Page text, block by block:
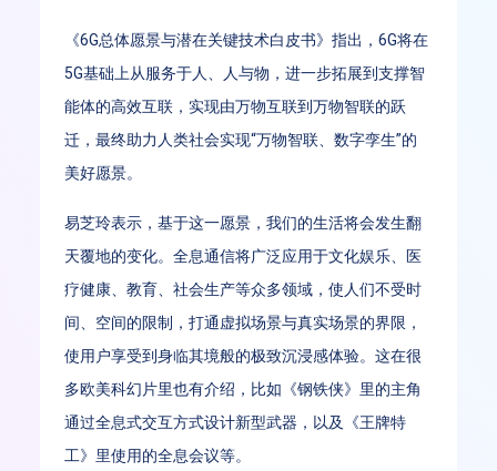
《6G总体愿景与潜在关键技术白皮书》指出，6G将在
5G基础上从服务于人、人与物，进一步拓展到支撑智
能体的高效互联，实现由万物互联到万物智联的跃
迁，最终助力人类社会实现“万物智联、数字孪生”的
美好愿景。
易芝玲表示，基于这一愿景，我们的生活将会发生翻
天覆地的变化。全息通信将广泛应用于文化娱乐、医
疗健康、教育、社会生产等众多领域，使人们不受时
间、空间的限制，打通虚拟场景与真实场景的界限，
使用户享受到身临其境般的极致沉浸感体验。这在很
多欧美科幻片里也有介绍，比如《钢铁侠》里的主角
通过全息式交互方式设计新型武器，以及《王牌特
工》里使用的全息会议等。